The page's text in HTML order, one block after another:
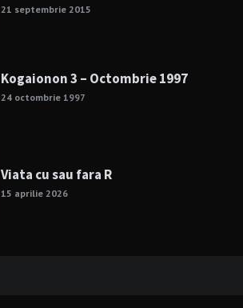
21 septembrie 2015
Kogaionon 3 – Octombrie 1997
24 octombrie 1997
Viata cu sau fara R
15 aprilie 2026